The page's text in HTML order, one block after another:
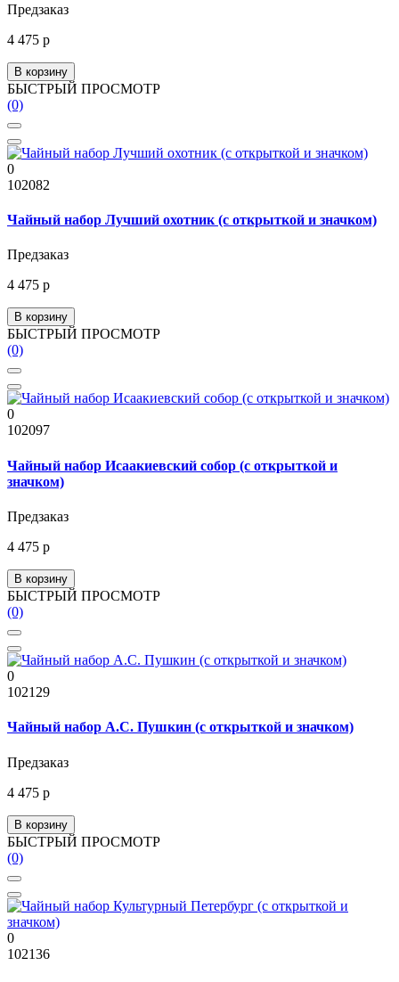
Предзаказ
4 475 р
В корзину
БЫСТРЫЙ ПРОСМОТР
(0)
0
102082
Чайный набор Лучший охотник (с открыткой и значком)
Предзаказ
4 475 р
В корзину
БЫСТРЫЙ ПРОСМОТР
(0)
0
102097
Чайный набор Исаакиевский собор (с открыткой и
значком)
Предзаказ
4 475 р
В корзину
БЫСТРЫЙ ПРОСМОТР
(0)
0
102129
Чайный набор А.С. Пушкин (с открыткой и значком)
Предзаказ
4 475 р
В корзину
БЫСТРЫЙ ПРОСМОТР
(0)
0
102136